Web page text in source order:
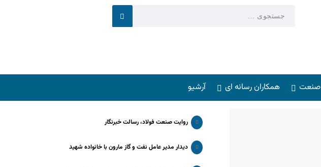
صنعت همکاران رسانه ای آرشیو
روایت صنعت فولاد،‌ رسالت خبرنگار
دیدار مدیر عامل نفت و گاز مارون با خانواده شهید